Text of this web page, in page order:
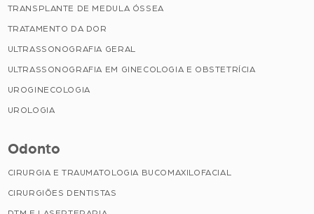
TRANSPLANTE DE MEDULA ÓSSEA
TRATAMENTO DA DOR
ULTRASSONOGRAFIA GERAL
ULTRASSONOGRAFIA EM GINECOLOGIA E OBSTETRÍCIA
UROGINECOLOGIA
UROLOGIA
Odonto
CIRURGIA E TRAUMATOLOGIA BUCOMAXILOFACIAL
CIRURGIÕES DENTISTAS